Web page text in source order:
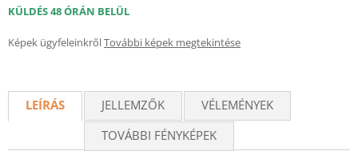
KÜLDÉS 48 ÓRÁN BELÜL
Képek ügyfeleinkrőlTovábbi képek megtekintése
LEÍRÁS JELLEMZŐK
VÉLEMÉNYEK
TOVÁBBI FÉNYKÉPEK